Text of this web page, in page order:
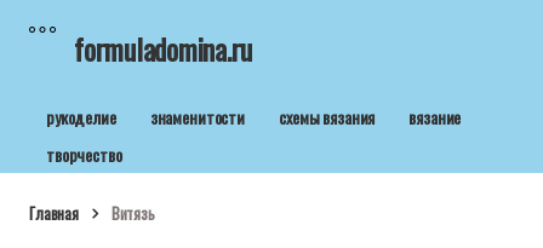
formuladomina.ru
рукоделие знаменитости схемы вязания
вязание
творчество
Главная Витязь